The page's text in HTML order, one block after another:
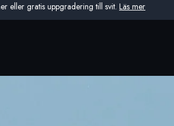
eller gratis uppgradering till svit. Läs mer